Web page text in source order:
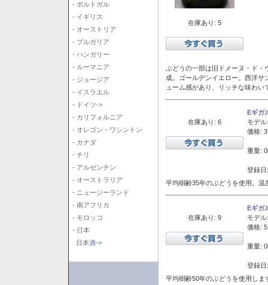
- ポルトガル
- イギリス
- オーストリア
- ブルガリア
- ハンガリー
- ルーマニア
- ジョージア
- イスラエル
- ドイツ->
- カリフォルニア
- オレゴン・ワシントン
- カナダ
- チリ
- アルゼンチン
- オーストラリア
- ニュージーランド
- 南アフリカ
- モロッコ
- 日本
日本酒->
在庫あり: 5
ぶどうの一部は旧ドメーヌ・ド・
成。ゴールデンイエロー。西洋
ューム感があり、リッチな味わい
在庫あり: 6
Eギガ
モデル:
価格:
重量:
登録
平均樹齢35年のぶどうを使用。
在庫あり: 9
Eギガ
モデル:
価格:
重量:
登録
平均樹齢50年のぶどうを使用し